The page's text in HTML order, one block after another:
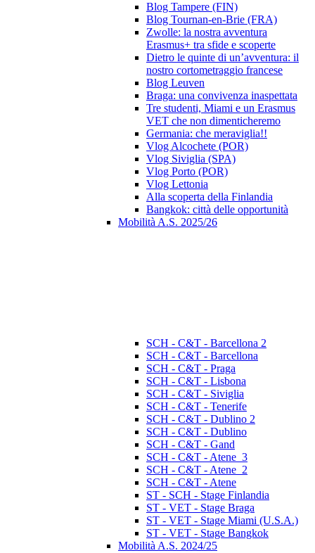
Blog Tampere (FIN)
Blog Tournan-en-Brie (FRA)
Zwolle: la nostra avventura
Erasmus+ tra sfide e scoperte
Dietro le quinte di un’avventura: il
nostro cortometraggio francese
Blog Leuven
Braga: una convivenza inaspettata
Tre studenti, Miami e un Erasmus
VET che non dimenticheremo
Germania: che meraviglia!!
Vlog Alcochete (POR)
Vlog Siviglia (SPA)
Vlog Porto (POR)
Vlog Lettonia
Alla scoperta della Finlandia
Bangkok: città delle opportunità
Mobilità A.S. 2025/26
SCH - C&T - Barcellona 2
SCH - C&T - Barcellona
SCH - C&T - Praga
SCH - C&T - Lisbona
SCH - C&T - Siviglia
SCH - C&T - Tenerife
SCH - C&T - Dublino 2
SCH - C&T - Dublino
SCH - C&T - Gand
SCH - C&T - Atene_3
SCH - C&T - Atene_2
SCH - C&T - Atene
ST - SCH - Stage Finlandia
ST - VET - Stage Braga
ST - VET - Stage Miami (U.S.A.)
ST - VET - Stage Bangkok
Mobilità A.S. 2024/25